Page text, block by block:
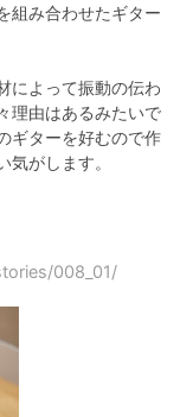
組み合わせたギター
によって振動の伝わ
理由はあるみたいで
ギターを好むので作
がします。
008_01/